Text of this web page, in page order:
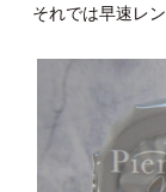
それでは早速レ